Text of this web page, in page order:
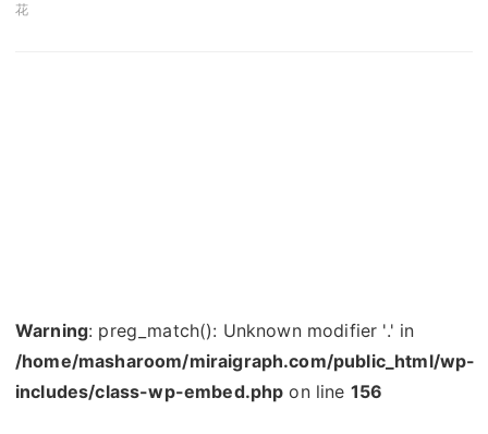
花
Warning: preg_match(): Unknown modifier '.' in
/home/masharoom/miraigraph.com/public_html/wp-
includes/class-wp-embed.php on line 156